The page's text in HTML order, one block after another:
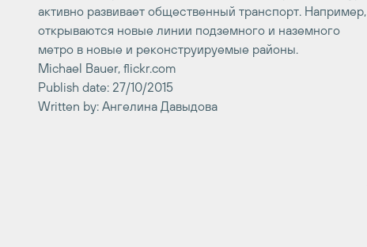
активно развивает общественный транспорт. Например,
открываются новые линии подземного и наземного
метро в новые и реконструируемые районы.
Michael Bauer, flickr.com
Publish date: 27/10/2015
Written by: Ангелина Давыдова